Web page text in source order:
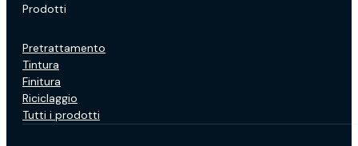
Prodotti
Pretrattamento
Tintura
Finitura
Riciclaggio
Tutti i prodotti